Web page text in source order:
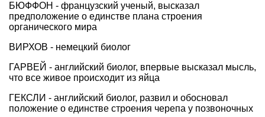
БЮФФОН - французский ученый, высказал
предположение о единстве плана строения
органического мира
ВИРХОВ - немецкий биолог
ГАРВЕЙ - английский биолог, впервые высказал мысль,
что все живое происходит из яйца
ГЕКСЛИ - английский биолог, развил и обосновал
положение о единстве строения черепа у позвоночных